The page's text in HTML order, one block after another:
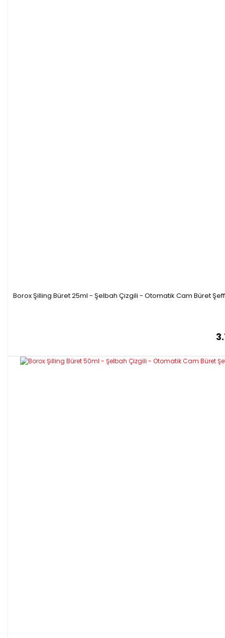
Borox Şilling Büret 25ml - Şelbah Çizgili - Otomatik Cam Büret